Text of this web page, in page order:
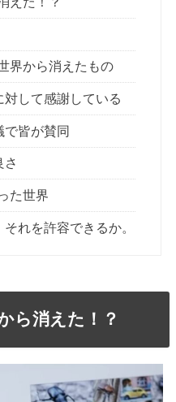
界から消えたもの
対して感謝している
で皆が賛同
さ
た世界
れを許容できるか。
ら消えた！？